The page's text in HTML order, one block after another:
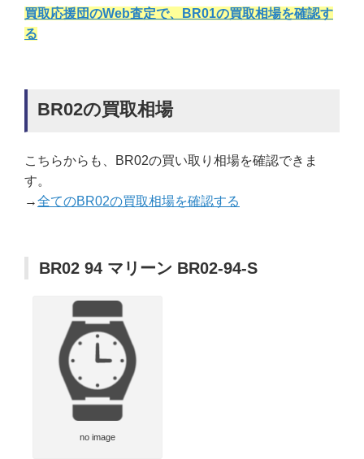
買取応援団のWeb査定で、BR01の買取相場を確認す
る
BR02の買取相場
こちらからも、BR02の買い取り相場を確認できま
す。
→全てのBR02の買取相場を確認する
BR02 94 マリーン BR02-94-S
no image